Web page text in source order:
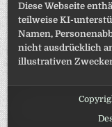
Diese Webseite
teilweise KI-
Namen,
nicht ausdrücklich
illustrativen